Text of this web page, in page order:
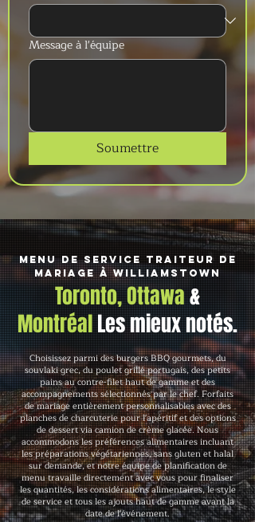
Message à l'équipe
Soumettre
Menu de service traiteur de
mariage à Williamstown
Toronto, Ottawa&
MontréalLes mieux notés.
Choisissez parmi des burgers BBQ gourmets, du
souvlaki grec, du poulet grillé portugais, des petits
pains au contre-filet haut de gamme et des
accompagnements sélectionnés par le chef. Forfaits
de mariage entièrement personnalisables avec des
planches de charcuterie pour l'apéritif et des options
de dessert via camion de crème glacée. Nous
accommodons les préférences alimentaires incluant
les préparations végétariennes, sans gluten et halal
sur demande, et notre équipe de planification de
menu travaille directement avec vous pour finaliser
les quantités, les considérations alimentaires, le style
de service et tous les ajouts haut de gamme avant la
date de l'événement.